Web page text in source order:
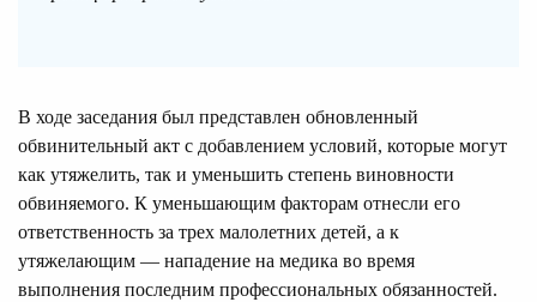
В ходе заседания был представлен обновленный
обвинительный акт с добавлением условий, которые могут
как утяжелить, так и уменьшить степень виновности
обвиняемого. К уменьшающим факторам отнесли его
ответственность за трех малолетних детей, а к
утяжелающим — нападение на медика во время
выполнения последним профессиональных обязанностей.